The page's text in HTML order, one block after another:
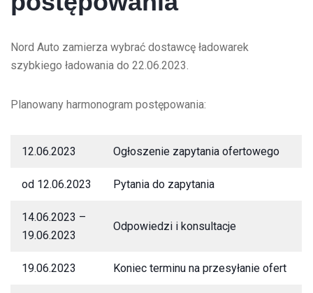
Nord Auto zamierza wybrać dostawcę ładowarek
szybkiego ładowania do 22.06.2023.
Planowany harmonogram postępowania:
12.06.2023 Ogłoszenie zapytania ofertowego
od 12.06.2023 Pytania do zapytania
14.06.2023 –
19.06.2023
Odpowiedzi i konsultacje
19.06.2023 Koniec terminu na przesyłanie ofert